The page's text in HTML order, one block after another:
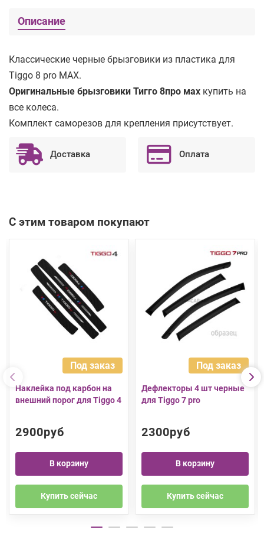
Описание
Классические черные брызговики из пластика для
Tiggo 8 pro MAX.
Оригинальные брызговики Тигго 8про мах купить на
все колеса.
Комплект саморезов для крепления присутствует.
Доставка Оплата
С этим товаром покупают
Под заказ
Наклейка под карбон на
внешний порог для Tiggo 4
2900руб
В корзину
Купить сейчас
Под заказ
Дефлекторы 4 шт черные
для Tiggo 7 pro
2300руб
В корзину
Купить сейчас